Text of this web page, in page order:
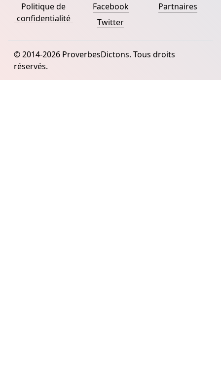
Politique de
confidentialité
Facebook
Twitter
Partnaires
© 2014-2026 ProverbesDictons. Tous droits
réservés.